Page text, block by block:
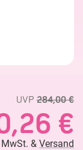
UVP 284,00 €
€
& Versand